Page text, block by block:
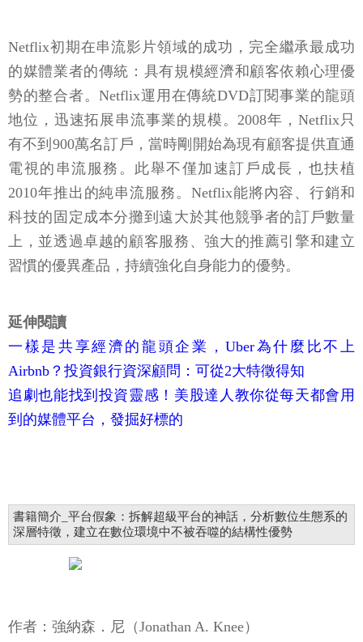
Netflix初期在串流影片領域的成功，完全繼承最成功
的媒體業者的傳統：具有規模經濟和顧客依賴心理優
勢的整合者。Netflix運用在傳統DVD訂閱事業的龍頭
地位，迅速拓展串流事業的規模。2008年，Netflix只
有不到900萬名訂戶，當時剛開始為現有顧客提供直通
電視的串流服務。此舉不僅加速訂戶成長，也扶植
2010年推出的純串流服務。Netflix能將內容、行銷和
科技的固定成本分攤到遠大於其他競爭者的訂戶數量
上，並透過卓越的顧客服務、強大的推薦引擎和建立
習慣的優異產品，持續強化自身能力的優勢。
​​延伸閱讀
一樣是共享經濟的龍頭企業，Uber為什麼比不上
Airbnb？投資銀行資深顧問：可從2大特徵得知
追劇也能找到投資靈感！美股達人教你從每天都會用
到的媒體平台，發掘好標的
書籍簡介_平台假象：拆解超級平台的神話，分析數位生態系的
深層特徵，建立在數位環境中不被吞噬的結構性優勢
作者：強納森．尼（Jonathan A. Knee）